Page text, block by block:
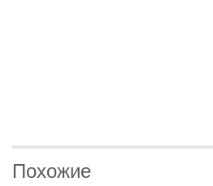
Похожие